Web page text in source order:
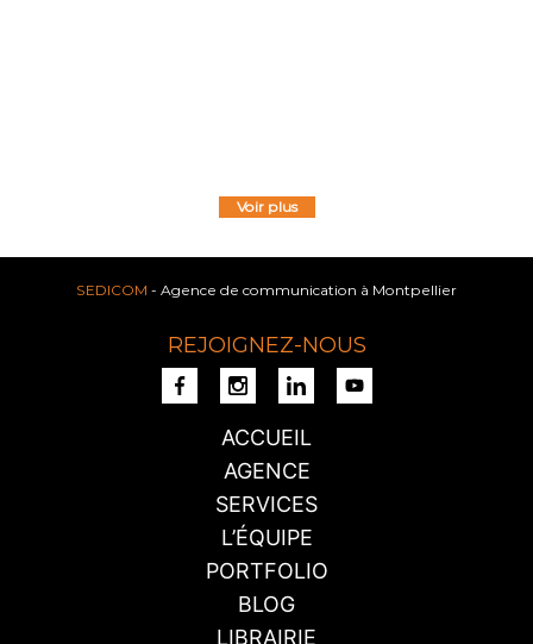
Voir plus
SEDICOM - Agence de communication à Montpellier
REJOIGNEZ-NOUS
ACCUEIL
AGENCE
SERVICES
L’ÉQUIPE
PORTFOLIO
BLOG
LIBRAIRIE